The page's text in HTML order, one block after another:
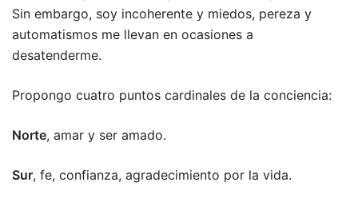
Sin embargo, soy incoherente y miedos, pereza y
automatismos me llevan en ocasiones a
desatenderme.
Propongo cuatro puntos cardinales de la conciencia:
Norte, amar y ser amado.
Sur, fe, confianza, agradecimiento por la vida.